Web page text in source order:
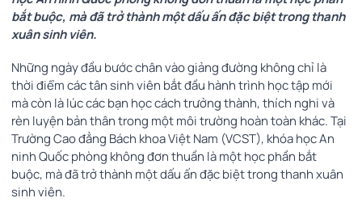
bắt buộc, mà đã trở thành một dấu ấn đặc biệt trong thanh
xuân sinh viên.
Những ngày đầu bước chân vào giảng đường không chỉ là
thời điểm các tân sinh viên bắt đầu hành trình học tập mới
mà còn là lúc các bạn học cách trưởng thành, thích nghi và
rèn luyện bản thân trong một môi trường hoàn toàn khác. Tại
Trường Cao đẳng Bách khoa Việt Nam (VCST), khóa học An
ninh Quốc phòng không đơn thuần là một học phần bắt
buộc, mà đã trở thành một dấu ấn đặc biệt trong thanh xuân
sinh viên.